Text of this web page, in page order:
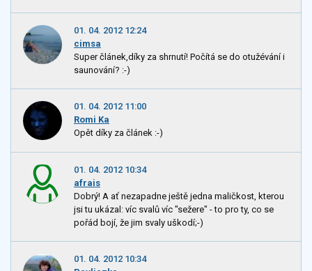
01. 04. 2012 12:24
cimsa
Super článek,díky za shrnutí! Počítá se do otužévání i
saunování? :-)
01. 04. 2012 11:00
Romi Ka
Opět díky za článek :-)
01. 04. 2012 10:34
afrais
Dobrý! A ať nezapadne ještě jedna maličkost, kterou
jsi tu ukázal: víc svalů víc "sežere" - to pro ty, co se
pořád bojí, že jim svaly uškodí;-)
01. 04. 2012 10:34